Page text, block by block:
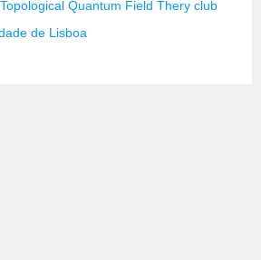
Quantum Field Thery club
de Lisboa